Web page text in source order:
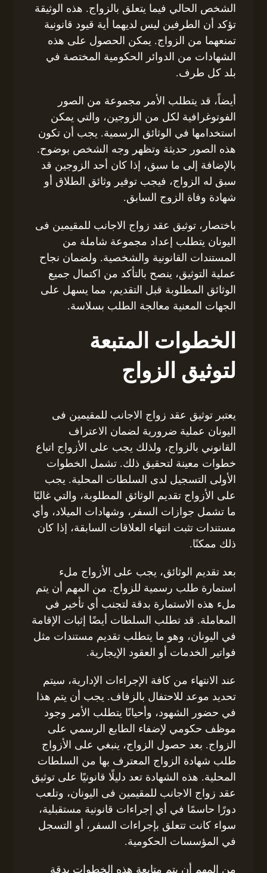
الشخص الحالي فيما يتعلق بالزواج. هذه الوثيقة
تؤكد أن الطرفين ليس لديهما أية قيود قانونية
تمنعهما من الزواج. يمكن الحصول على هذه
الشهادات من الدوائر الحكومية المختصة في
بلد كل طرف.
أيضاً، قد يتطلب الأمر مجموعة من الصور
الفوتوغرافية لكل من الزوجين، والتي يمكن
استخدامها في الوثائق الرسمية. يجب أن تكون
هذه الصور حديثة وتظهر وجه الشخص بوضوح.
بالإضافة إلى ما سبق، إذا كان أحد الزوجين قد
سبق له الزواج، فيجب توفير وثائق الطلاق أو
شهادة وفاة الزوج السابق.
باختصار، توثيق عقد زواج الاجانب للمقيمين فى
اليونان يتطلب إعداد مجموعة شاملة من
المستندات القانونية والشخصية. ولضمان نجاح
عملية التوثيق، ينصح بالتأكد من اكتمال جميع
الوثائق المطلوبة قبل التقديم، مما يسهل على
الجهات المعنية معالجة الطلب بسلاسة.
الخطوات المتبعة
لتوثيق الزواج
يعتبر توثيق عقد زواج الاجانب للمقيمين فى
اليونان عملية ضرورية لضمان الاعتراف
القانوني بالزواج، ولذلك يجب على الأزواج اتباع
خطوات معينة لتحقيق ذلك. تشمل الخطوات
الأولى التسجيل لدى السلطات المحلية. يجب
على الأزواج تقديم الوثائق المطلوبة، والتي غالبًا
ما تشمل جوازات السفر، وشهادات الميلاد، وأي
مستندات تثبت انتهاء العلاقات السابقة، إذا كان
ذلك ممكنًا.
بعد تقديم الوثائق، يجب على الأزواج ملء
استمارة طلب رسمية للزواج. من المهم أن يتم
ملء هذه الاستمارة بدقة لتجنب أي تأخير في
المعاملة. قد تطلب السلطات أيضًا إثبات الإقامة
في اليونان، وهو ما يتطلب تقديم مستندات مثل
فواتير الخدمات أو العقود الإيجارية.
عند الانتهاء من كافة الإجراءات الإدارية، سيتم
تحديد موعد للاحتفال بالزفاف. يجب أن يتم هذا
في حضور الشهود، وأحيانًا يتطلب الأمر وجود
موظف حكومي لإضفاء الطابع الرسمي على
الزواج. بعد حصول الزواج، ينبغي على الأزواج
طلب شهادة الزواج المعترف بها من السلطات
المحلية. هذه الشهادة تعد دليلًا قانونيًا على توثيق
عقد زواج الاجانب للمقيمين فى اليونان، وتلعب
دورًا حاسمًا في أي إجراءات قانونية مستقبلية،
سواء كانت تتعلق بإجراءات السفر، أو التسجل
في المؤسسات الحكومية.
من المهم أن يتم متابعة هذه الخطوات بدقة